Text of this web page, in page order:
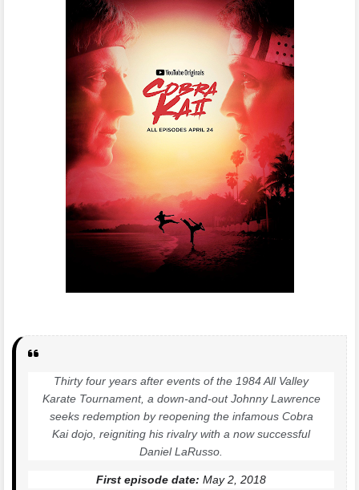
Thirty four years after events of the 1984 All Valley
Karate Tournament, a down-and-out Johnny Lawrence
seeks redemption by reopening the infamous Cobra
Kai dojo, reigniting his rivalry with a now successful
Daniel LaRusso.
First episode date: May 2, 2018